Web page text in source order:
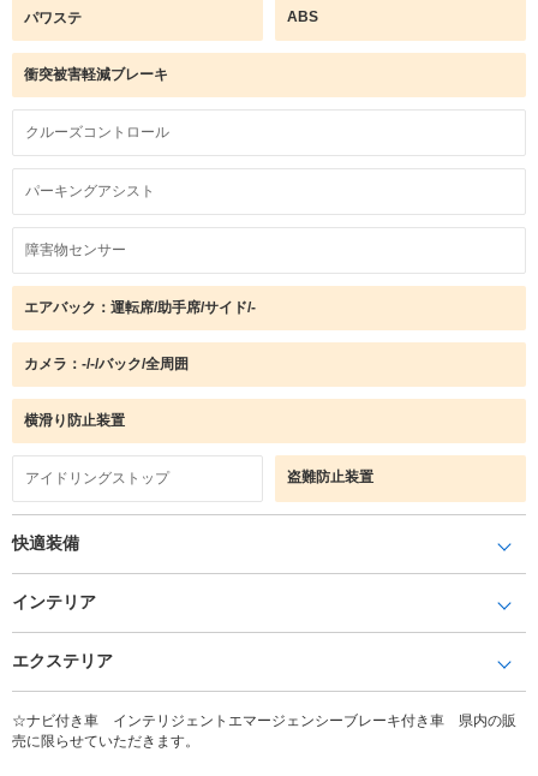
パワステ ABS
衝突被害軽減ブレーキ
クルーズコントロール
パーキングアシスト
障害物センサー
エアバック：運転席/助手席/サイド/-
カメラ：-/-/バック/全周囲
横滑り防止装置
アイドリングストップ 盗難防止装置
快適装備
インテリア
エクステリア
☆ナビ付き車 インテリジェントエマージェンシーブレーキ付き車 県内の販
売に限らせていただきます。